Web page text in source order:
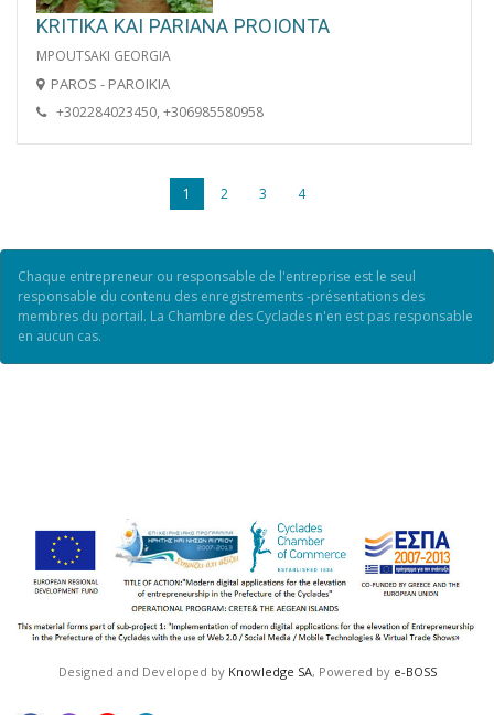
KRITIKA KAI PARIANA PROIONTA
MPOUTSAKI GEORGIA
PAROS - PAROIKIA
+302284023450, +306985580958
1 2 3 4
Chaque entrepreneur ou responsable de l'entreprise est le seul
responsable du contenu des enregistrements -présentations des
membres du portail. La Chambre des Cyclades n'en est pas responsable
en aucun cas.
Designed and Developed by Knowledge SA, Powered by e-BOSS